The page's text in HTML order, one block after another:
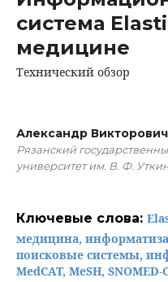
система
медицине
Технический обзор
Александр
Рязанский
университет им. В. Ф.
Ключевые слова:
медицина,
поисковые системы,
MedCAT, MeSH, SNOMED-